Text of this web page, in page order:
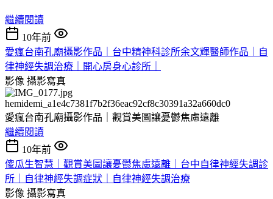
繼續閱讀
10年前
愛瘋台南孔廟攝影作品｜台中精神科診所余文輝醫師作品｜自
律神經失調治療｜開心房身心診所｜
影像 攝影寫真
hemidemi_a1e4c7381f7b2f36eac92cf8c30391a32a660dc0
愛瘋台南孔廟攝影作品｜觀賞美圖讓憂鬱焦慮遠離
繼續閱讀
10年前
傻瓜生智慧｜觀賞美圖讓憂鬱焦慮遠離｜台中自律神經失調診
所｜自律神經失調症狀｜自律神經失調治療
影像 攝影寫真